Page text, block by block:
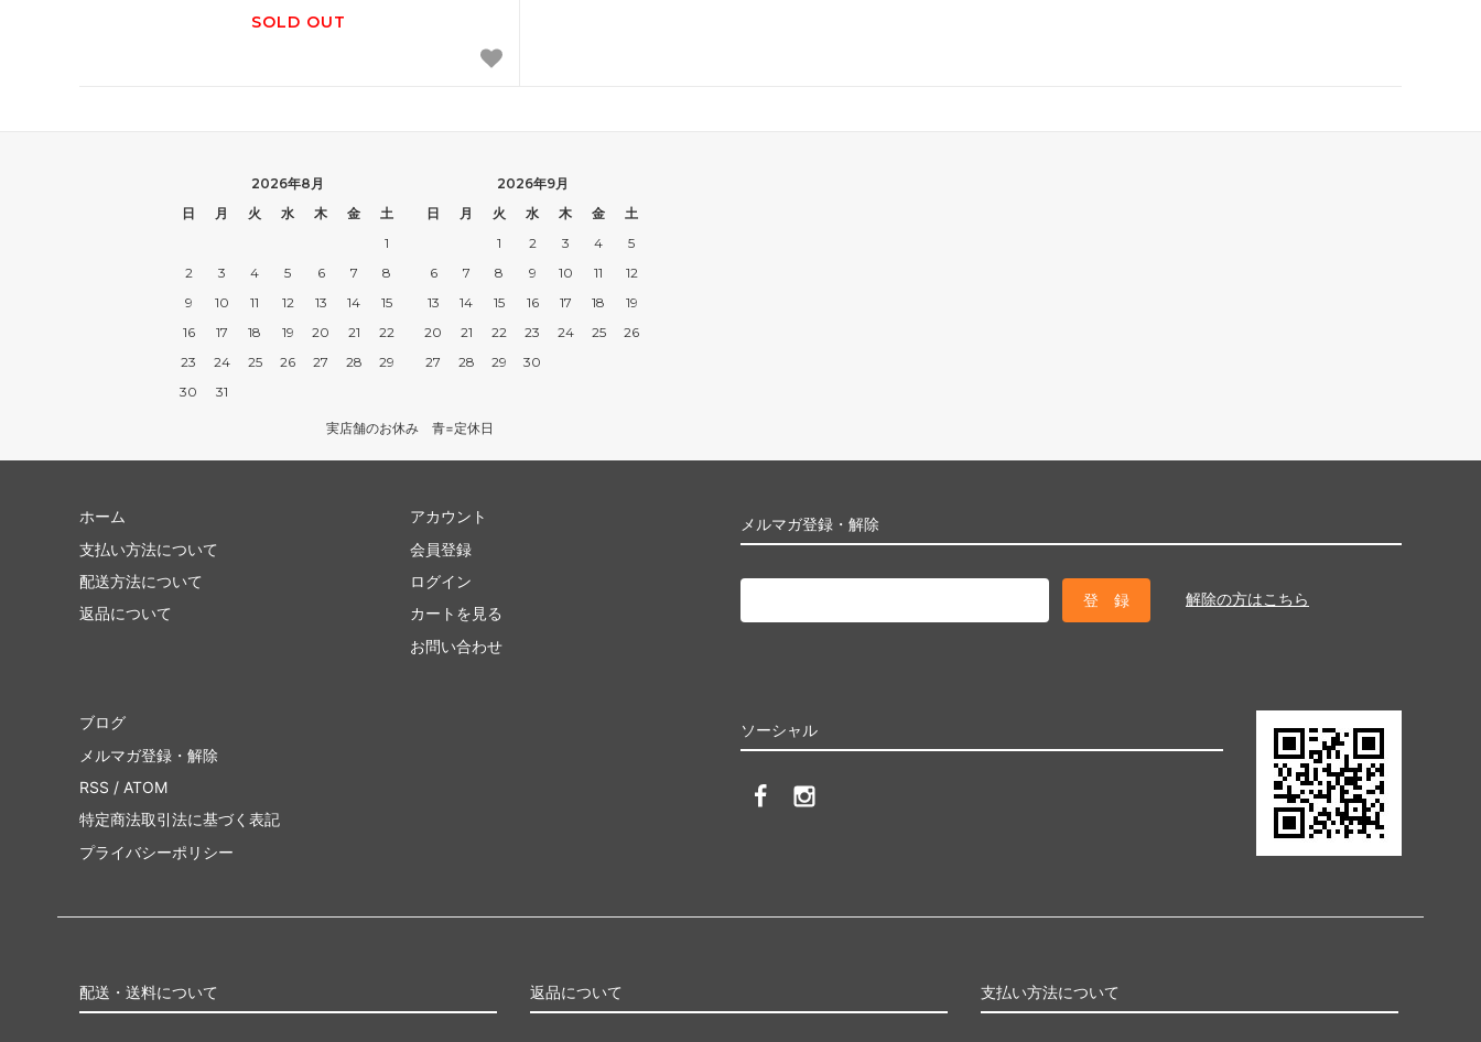
SOLD OUT
2026年8月
日
月 火 水 木 金
土
1
2
3 4 5 6 7
8
9
10 11 12 13 14
15
16
17 18 19 20 21
22
23
24 25 26 27 28
29
30
31
2026年9月
日
月 火 水 木 金
土
1
2 3 4
5
6
7 8 9 10 11
12
13
14 15 16 17 18
19
20
21 22 23 24 25
26
27
28 29 30
実店舗のお休み 青=定休日
メルマガ登録・解除
解除の方はこちら
ホーム
支払い方法について
配送方法について
返品について
アカウント
会員登録
ログイン
カートを見る
お問い合わせ
ソーシャル
ブログ
メルマガ登録・解除
RSS / ATOM
特定商法取引法に基づく表記
プライバシーポリシー
配送・送料について 返品について 支払い方法について